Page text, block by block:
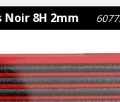
8H 2mm